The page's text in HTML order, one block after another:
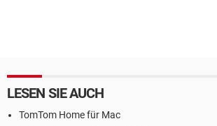
LESEN SIE AUCH
TomTom Home für Mac